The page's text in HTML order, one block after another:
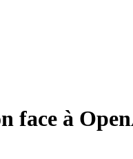
face à